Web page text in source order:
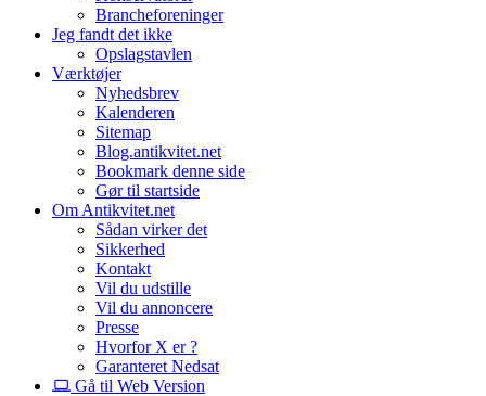
Brancheforeninger
Jeg fandt det ikke
Opslagstavlen
Værktøjer
Nyhedsbrev
Kalenderen
Sitemap
Blog.antikvitet.net
Bookmark denne side
Gør til startside
Om Antikvitet.net
Sådan virker det
Sikkerhed
Kontakt
Vil du udstille
Vil du annoncere
Presse
Hvorfor X er ?
Garanteret Nedsat
Gå til Web Version